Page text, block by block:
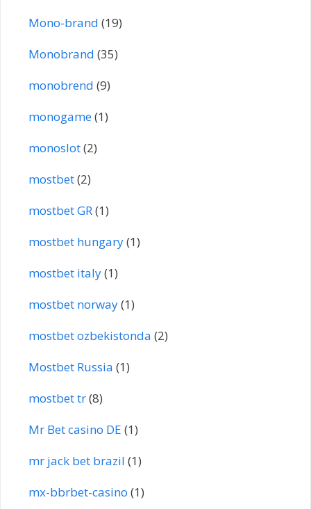
Mono-brand (19)
Monobrand (35)
monobrend (9)
monogame(1)
monoslot(2)
mostbet(2)
mostbet GR(1)
mostbet hungary(1)
mostbet italy(1)
mostbet norway(1)
mostbet ozbekistonda (2)
Mostbet Russia (1)
mostbet tr(8)
Mr Bet casino DE (1)
mr jack bet brazil (1)
mx-bbrbet-casino (1)